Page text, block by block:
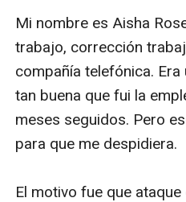
Mi nombre es Aisha
trabajo, corrección
compañía telefónica. Era
tan buena que fui la
meses seguidos. Pero
para que me despidiera.
El motivo fue que